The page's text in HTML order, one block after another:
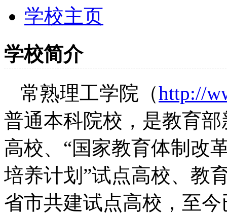
学校主页
学校简介
常熟理工学院（http://
普通本科院校，是教育
高校、 “国家教育体制改
培养计划 ”试点高校、教
省市共建试点高校，至